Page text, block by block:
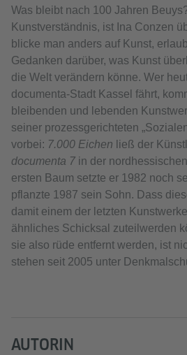
Was bleibt nach 100 Jahren
Kunstverständnis, ist Ina Conzen
blicke man anders auf Kunst,
Gedanken darüber, was Kunst
die Welt verändern könne. Wer
documenta-Stadt Kassel fährt,
bleibenden und lebenden
seiner prozessgerichteten
vorbei: 7.000 Eichen ließ der
documenta 7 in der
ersten Baum setzte er 1982 noch
pflanzte 1987 sein Sohn. Dass
damit einem der letzten
ähnliches Schicksal zuteilwerden
sie also rüde entfernt werden, ist
stehen seit 2005 unter
AUTORIN